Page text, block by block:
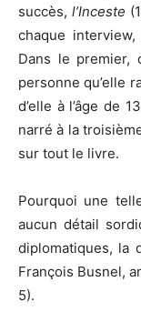
succès, l’Inceste
chaque
Dans le premier,
personne qu’elle
d’elle à l’âge de
narré à la
sur tout le livre.
Pourquoi une
aucun détail
diplomatiques, la
François Busnel,
5).